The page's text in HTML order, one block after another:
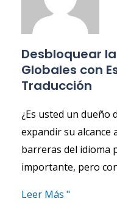
Desbloquear
Globales con
Traducción
¿Es usted un dueño
expandir su alcance
barreras del idioma
importante, pero
Leer Más "